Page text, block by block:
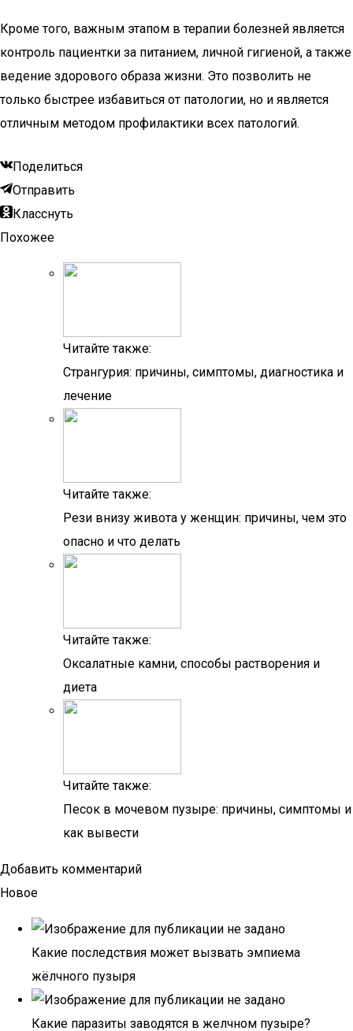
Кроме того, важным этапом в терапии болезней является
контроль пациентки за питанием, личной гигиеной, а также
ведение здорового образа жизни. Это позволить не
только быстрее избавиться от патологии, но и является
отличным методом профилактики всех патологий.
Поделиться
Отправить
Класснуть
Похожее
Читайте также:
Странгурия: причины, симптомы, диагностика и
лечение
Читайте также:
Рези внизу живота у женщин: причины, чем это
опасно и что делать
Читайте также:
Оксалатные камни, способы растворения и
диета
Читайте также:
Песок в мочевом пузыре: причины, симптомы и
как вывести
Добавить комментарий
Новое
Какие последствия может вызвать эмпиема
жёлчного пузыря
Какие паразиты заводятся в желчном пузыре?